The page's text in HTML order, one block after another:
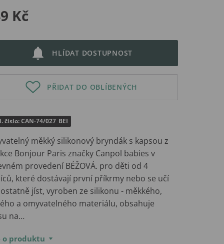
Kč
HLÍDAT DOSTUPNOST
PŘIDAT DO OBLÍBENÝCH
číslo: CAN-74/027_BEI
měkký silikonový bryndák s kapsou z
Bonjour Paris značky Canpol babies v
provedení BÉŽOVÁ. pro děti od 4
které dostávají první příkrmy nebo se učí
jíst, vyroben ze silikonu - měkkého,
a omyvatelného materiálu, obsahuje
na…
o produktu